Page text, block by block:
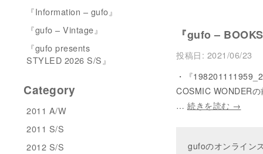
『gufo –
投稿日: 2021/06/23
・『
COSMIC WONDER
… 続きを読む →
gufoのオンライン
『Information – gufo』
『gufo – Vintage』
『gufo presents
STYLED 2026 S/S』
Category
2011 A/W
2011 S/S
2012 S/S